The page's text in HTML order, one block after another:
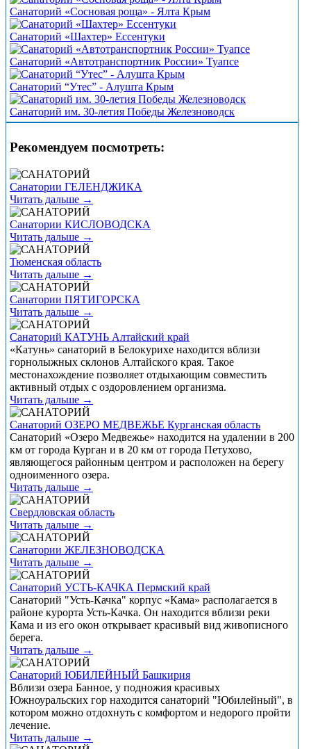
Санаторий «Сосновая роща» - Ялта Крым
Санаторий «Шахтер» Ессентуки
Cанаторий «Автотранспортник России» Туапсе
Санаторий “Утес” - Алушта Крым
Санаторий им. 30-летия Победы Железноводск
Рекомендуем посмотреть:
Санатории ГЕЛЕНДЖИКА
Читать дальше →
Санатории КИСЛОВОДСКА
Читать дальше →
Тюменская область
Читать дальше →
Санатории ПЯТИГОРСКА
Читать дальше →
Санаторий КАТУНЬ Алтайский край
«Катунь» санаторий в Белокурихе находится вблизи
горнолыжных склонов Алтайского края. Такое
местонахождение позволяет отдыхающим совместить
активный отдых с оздоровлением организма.
Читать дальше →
Санаторий ОЗЕРО МЕДВЕЖЬЕ Курганская область
Санаторий «Озеро Медвежье» находится на удалении в 200
км от города Курган и в 20 км от города Петухово,
являющегося районным центром и расположен на берегу
одноименного озера.
Читать дальше →
Свердловская область
Читать дальше →
Санатории ЖЕЛЕЗНОВОДСКА
Читать дальше →
Санаторий УСТЬ-КАЧКА Пермский край
Санаторий "Усть-Качка" корпус «Кама» располагается в
районе курорта Усть-Качка. Он находится вблизи реки
Кама и из его окон открывает красивый вид живописного
берега.
Читать дальше →
Санаторий ЮБИЛЕЙНЫЙ Башкирия
Вблизи озера Банное, у подножия красивых
Южноуральских гор находится санаторий "Юбилейный", в
котором можно отдохнуть с комфортом и недорого пройти
лечение.
Читать дальше →